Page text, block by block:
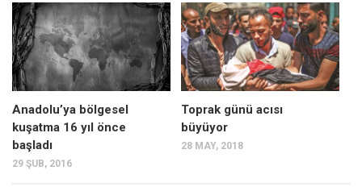
Mehmet Ali Tekin
Abir E. Nahas
Amina S. Jenenkovic
Bağdagül Öz
Esra Elönü
» Yazar arşivi
Anadolu’ya bölgesel
kuşatma 16 yıl önce
başladı
29 ŞUB, 2016
Toprak günü acısı
büyüyor
28 MAY, 2018